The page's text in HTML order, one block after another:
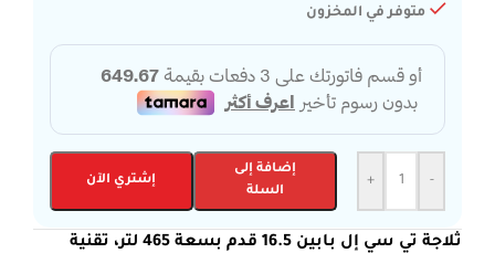
متوفر في المخزون
-
+
إضافة إلى
السلة
إشتري الآن
ثلاجة تي سي إل بابين 16.5 قدم بسعة 465 لتر، تقنية